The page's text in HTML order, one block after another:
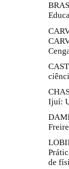
Ijuí:
de